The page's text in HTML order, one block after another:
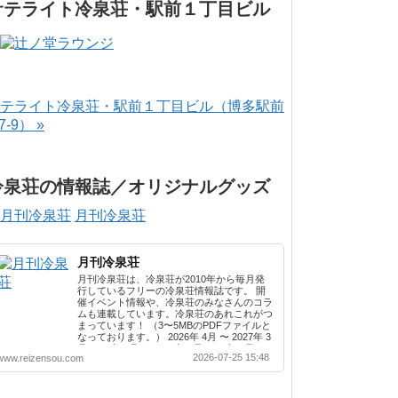
テライト冷泉荘・駅前１丁目ビル
ライト冷泉荘・駅前１丁目ビル（博多駅前
9） »
泉荘の情報誌／オリジナルグッズ
月刊冷泉荘
月刊冷泉荘
月刊冷泉荘は、冷泉荘が2010年から毎月発
行しているフリーの冷泉荘情報誌です。 開
催イベント情報や、冷泉荘のみなさんのコラ
ムも連載しています。冷泉荘のあれこれがつ
まっています！ （3〜5MBのPDFファイルと
なっております。） 2026年 4月 〜 2027年 3
2025年 3月 2023年 4月 〜 2024年 3月 2022
年 4月 〜 2023年 3月 2021年 4月 〜 2022年
2026-07-25 15:48